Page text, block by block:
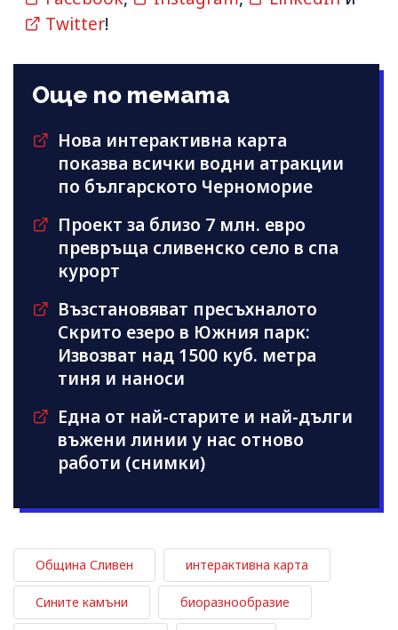
Twitter!
Още по темата
Нова интерактивна карта
показва всички водни атракции
по българското Черноморие
Проект за близо 7 млн. евро
превръща сливенско село в спа
курорт
Възстановяват пресъхналото
Скрито езеро в Южния парк:
Извозват над 1500 куб. метра
тиня и наноси
Една от най-старите и най-дълги
въжени линии у нас отново
работи (снимки)
Община Сливен интерактивна карта
Сините камъни биоразнообразие